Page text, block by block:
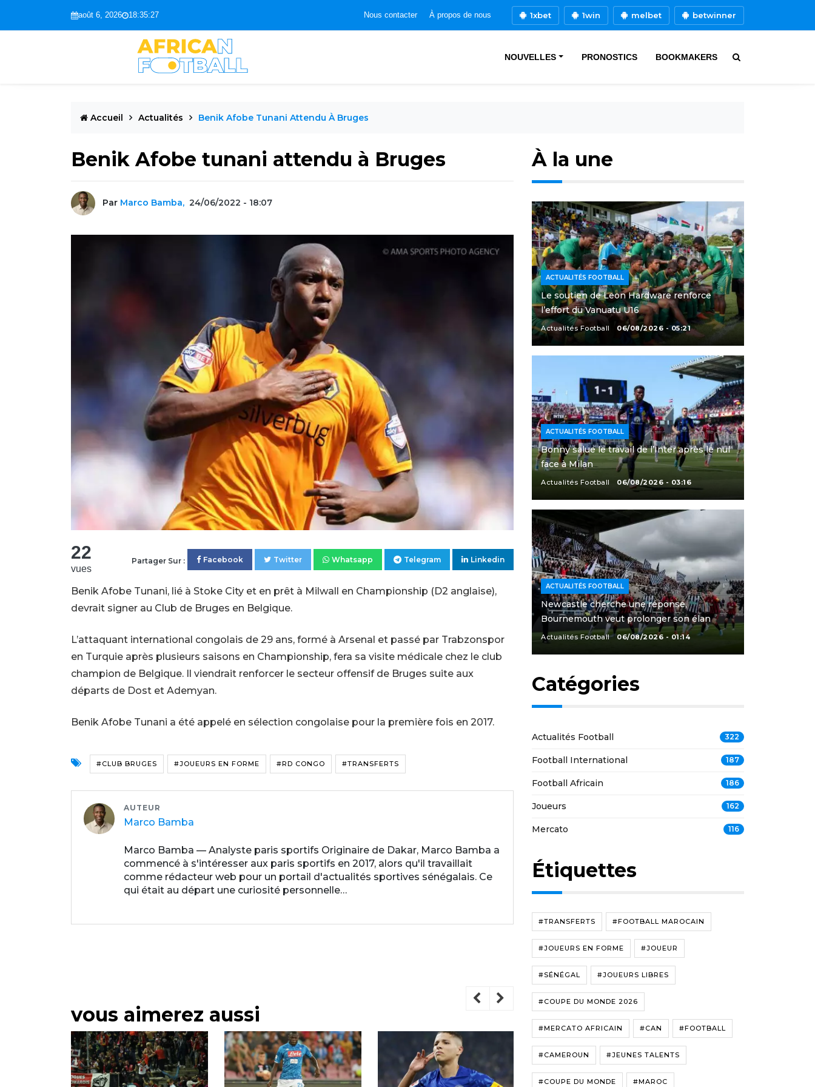
août 6, 2026 18:35:28 Nous contacter À propos de nous 1xbet 1win melbet betwinner
NOUVELLES PRONOSTICS BOOKMAKERS
Accueil Actualités Benik Afobe Tunani Attendu À Bruges
Benik Afobe tunani attendu à Bruges
Par Marco Bamba, 24/06/2022 - 18:07
22
vues
Partager Sur : Facebook Twitter Whatsapp Telegram Linkedin
Benik Afobe Tunani, lié à Stoke City et en prêt à Milwall en Championship (D2 anglaise),
devrait signer au Club de Bruges en Belgique.
L’attaquant international congolais de 29 ans, formé à Arsenal et passé par Trabzonspor
en Turquie après plusieurs saisons en Championship, fera sa visite médicale chez le club
champion de Belgique. Il viendrait renforcer le secteur offensif de Bruges suite aux
départs de Dost et Ademyan.
Benik Afobe Tunani a été appelé en sélection congolaise pour la première fois en 2017.
#CLUB BRUGES #JOUEURS EN FORME #RD CONGO #TRANSFERTS
AUTEUR
Marco Bamba
Marco Bamba — Analyste paris sportifs Originaire de Dakar, Marco Bamba a
commencé à s'intéresser aux paris sportifs en 2017, alors qu'il travaillait
comme rédacteur web pour un portail d'actualités sportives sénégalais. Ce
qui était au départ une curiosité personnelle…
vous aimerez aussi
À la une
ACTUALITÉS FOOTBALL
Le soutien de Leon Hardware renforce
l’effort du Vanuatu U16
Actualités Football 06/08/2026 - 05:21
ACTUALITÉS FOOTBALL
Bonny salue le travail de l’Inter après le nul
face à Milan
Actualités Football 06/08/2026 - 03:16
ACTUALITÉS FOOTBALL
Newcastle cherche une réponse,
Bournemouth veut prolonger son élan
Actualités Football 06/08/2026 - 01:14
Catégories
Actualités Football 322
Football International 187
Football Africain 186
Joueurs 162
Mercato 116
Étiquettes
#TRANSFERTS #FOOTBALL MAROCAIN
#JOUEURS EN FORME #JOUEUR
#SÉNÉGAL #JOUEURS LIBRES
#COUPE DU MONDE 2026
#MERCATO AFRICAIN #CAN #FOOTBALL
#CAMEROUN #JEUNES TALENTS
#COUPE DU MONDE #MAROC